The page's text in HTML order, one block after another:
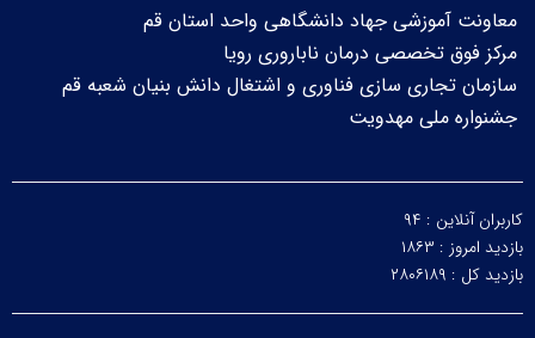
معاونت آموزشی جهاد دانشگاهی واحد استان قم
مرکز فوق تخصصی درمان ناباروری رویا
سازمان تجاری سازی فناوری و اشتغال دانش بنیان شعبه قم
جشنواره ملی مهدویت
کاربران آنلاین : ۹۴
بازدید امروز : ۱۸۶۳
بازدید کل : ۲۸۰۶۱۸۹